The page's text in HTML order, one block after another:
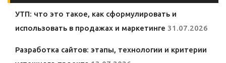
УТП: что это такое, как сформулировать и
использовать в продажах и маркетинге 31.07.2026
Разработка сайтов: этапы, технологии и критерии